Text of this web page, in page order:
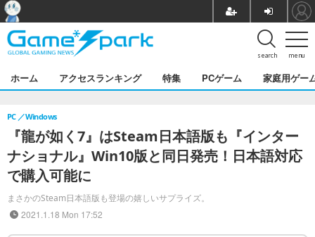
menu
search
ホーム アクセスランキング 特集 PCゲーム 家庭用ゲー
『龍が如く7』はSteam日本語版も『インター
ナショナル』Win10版と同日発売！日本語対応
で購入可能に
まさかのSteam日本語版も登場の嬉しいサプライズ。
PC Windows
2021.1.18 Mon 17:52